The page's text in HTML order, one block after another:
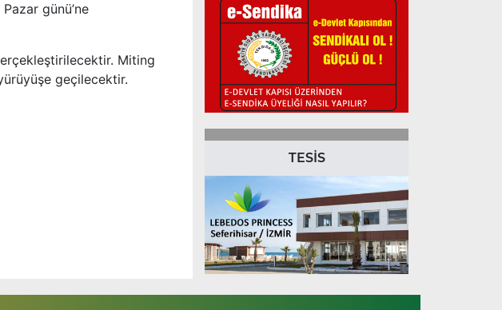
günü’ne
Miting
geçilecektir.
TESİS